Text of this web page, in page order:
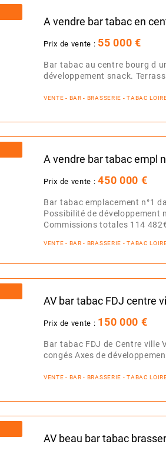
A vendre bar tabac en
Prix de vente : 55 000 €
Bar tabac au centre bourg d
développement snack.
VENTE - BAR - BRASSERIE - TABAC
A vendre bar tabac empl
Prix de vente :450 000 €
Bar tabac emplacement n°1
Possibilité de développement
Commissions totales 114
VENTE - BAR - BRASSERIE - TABAC
AV bar tabac FDJ centre
Prix de vente : 150 000 €
Bar tabac FDJ de Centre ville
congés Axes de
VENTE - BAR - BRASSERIE - TABAC
AV beau bar tabac